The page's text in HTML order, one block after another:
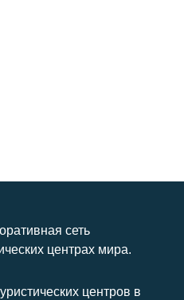
сеть
центрах мира.
центров в